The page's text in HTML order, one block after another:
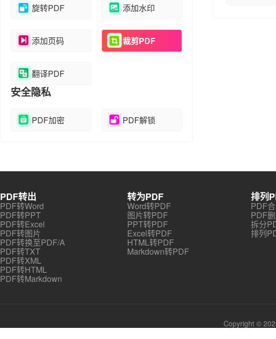
旋转PDF 添加水印
添加页码 裁剪PDF
翻译PDF
安全隐私
PDF加密 PDF解锁
PDF转出
PDF转Word
PDF转PPT
PDF转Excel
PDF转图片
PDF转换至PDF/A
PDF转TXT
PDF转XML
PDF转HTML
PDF转Markdown
转为PDF
Word转PDF
图片转PDF
PPT转PDF
Excel转PDF
HTML转PDF
Markdown转PDF
排列
PDF
PDF
拆分
排列
Copyright ©